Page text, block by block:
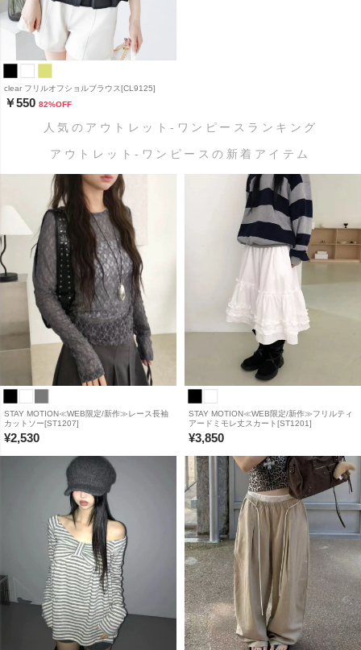
clear フリルオフショルブラウス[CL9125]
￥550 82%OFF
人気のアウトレット-ワンピースランキング
アウトレット-ワンピースの新着アイテム
STAY MOTION≪WEB限定/新作≫レース長袖
カットソー[ST1207]
¥2,530
STAY MOTION≪WEB限定/新作≫フリルティ
アードミモレ丈スカート[ST1201]
¥3,850